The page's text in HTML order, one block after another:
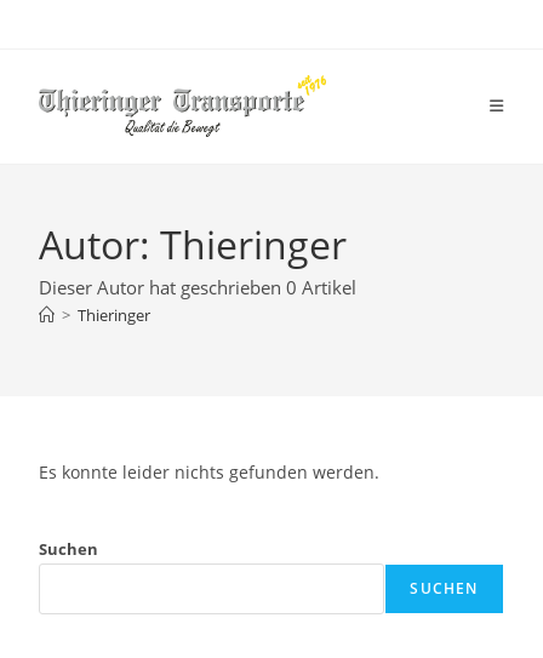
Autor:Thieringer
Dieser Autor hat geschrieben 0 Artikel
> Thieringer
Es konnte leider nichts gefunden werden.
Suchen
SUCHEN